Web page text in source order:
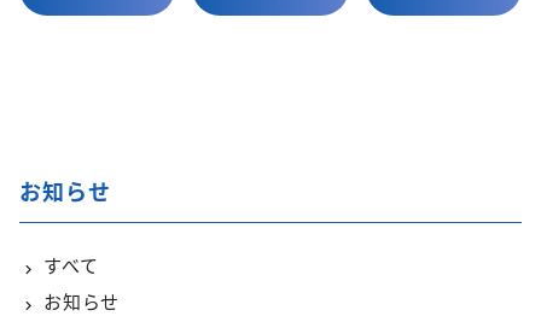
お知らせ
すべて
お知らせ